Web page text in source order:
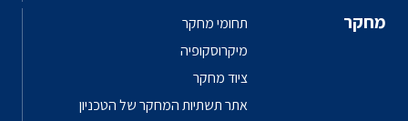
מחקר
תחומי מחקר
מיקרוסקופיה
ציוד מחקר
אתר תשתיות המחקר של הטכניון